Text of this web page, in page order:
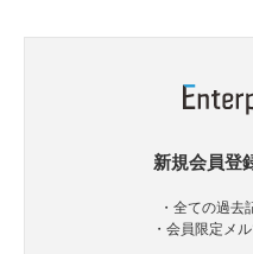
新規会員登
・全ての過
・会員限定メ